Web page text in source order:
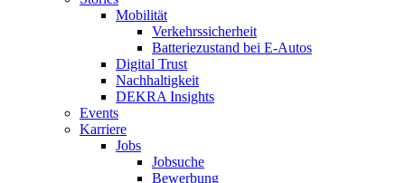
Mobilität
Verkehrssicherheit
Batteriezustand bei E-Autos
Digital Trust
Nachhaltigkeit
DEKRA Insights
Events
Karriere
Jobs
Jobsuche
Bewerbung